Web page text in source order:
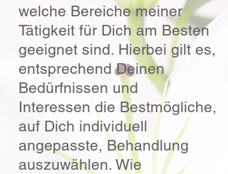
welche Bereiche meiner
Tätigkeit für Dich am Besten
geeignet sind. Hierbei gilt es,
entsprechend Deinen
Bedürfnissen und
Interessen die Bestmögliche,
auf Dich individuell
angepasste, Behandlung
auszuwählen. Wie